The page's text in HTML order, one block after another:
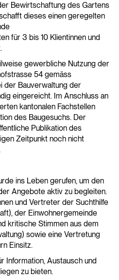
Bewirtschaftung des Gartens
dieses einen geregelten
für 3 bis 10 Klientinnen und
gewerbliche Nutzung der
54 gemäss
der Bauverwaltung der
eingereicht. Im Anschluss an
kantonalen Fachstellen
des Baugesuchs. Der
Publikation des
Zeitpunkt noch nicht
ins Leben gerufen, um den
Angebote aktiv zu begleiten.
und Vertreter der Suchthilfe
der Einwohnergemeinde
kritische Stimmen aus dem
sowie eine Vertretung
Einsitz.
Information, Austausch und
zu bieten.